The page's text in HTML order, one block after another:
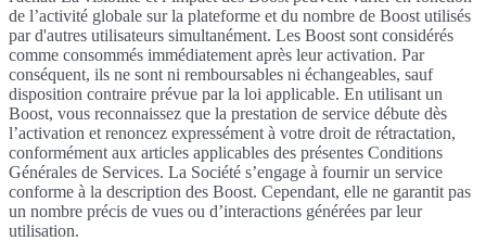
de l’activité globale sur la plateforme et du nombre de Boost utilisés
par d'autres utilisateurs simultanément. Les Boost sont considérés
comme consommés immédiatement après leur activation. Par
conséquent, ils ne sont ni remboursables ni échangeables, sauf
disposition contraire prévue par la loi applicable. En utilisant un
Boost, vous reconnaissez que la prestation de service débute dès
l’activation et renoncez expressément à votre droit de rétractation,
conformément aux articles applicables des présentes Conditions
Générales de Services. La Société s’engage à fournir un service
conforme à la description des Boost. Cependant, elle ne garantit pas
un nombre précis de vues ou d’interactions générées par leur
utilisation.